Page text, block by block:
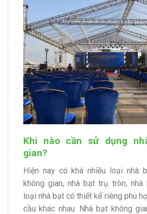
Khi nào cần sử dụng
gian?
Hiện nay có khá nhiều loại nhà
không gian, nhà bạt trụ tròn,
loại nhà bạt có thiết kế riêng phù
cầu khác nhau. Nhà bạt không